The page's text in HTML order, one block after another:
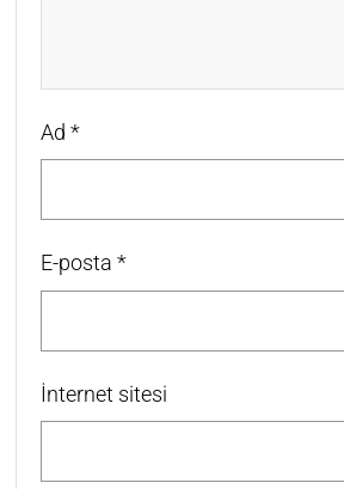
Ad *
E-posta *
İnternet sitesi